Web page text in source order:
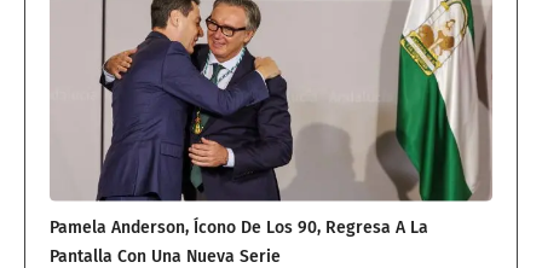
Pamela Anderson, Ícono De Los 90, Regresa A La
Pantalla Con Una Nueva Serie